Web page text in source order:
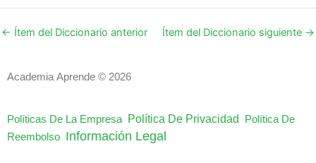
← Ítem del Diccionario anterior Ítem del Diccionario siguiente →
Academia Aprende © 2026
Políticas De La Empresa Política De Privacidad
Política De
Reembolso Información Legal